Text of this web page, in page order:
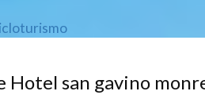
Hotel san gavino